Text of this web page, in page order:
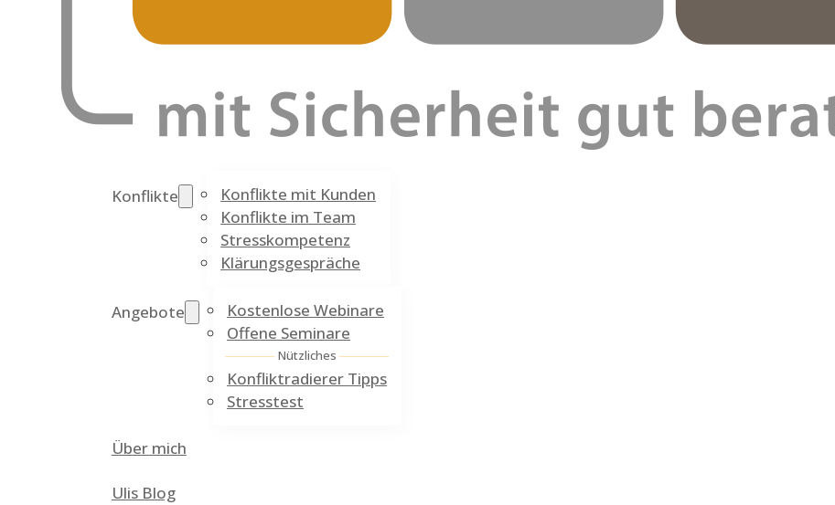
Konflikte
Konflikte mit Kunden
Konflikte im Team
Stresskompetenz
Klärungsgespräche
Angebote
Kostenlose Webinare
Offene Seminare
Nützliches
Konfliktradierer Tipps
Stresstest
Über mich
Ulis Blog